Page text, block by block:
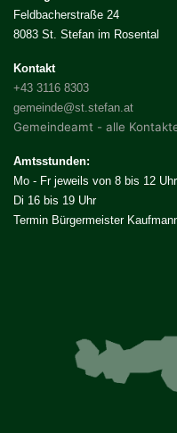
Feldbacherstraße 24
8083 St. Stefan im Rosental
Kontakt
+43 3116 8303
gemeinde@st.stefan.at
Gemeindeamt - alle
Amtsstunden:
Mo - Fr jeweils von 8 bis 12 Uhr
Di 16 bis 19 Uhr
Termin Bürgermeister